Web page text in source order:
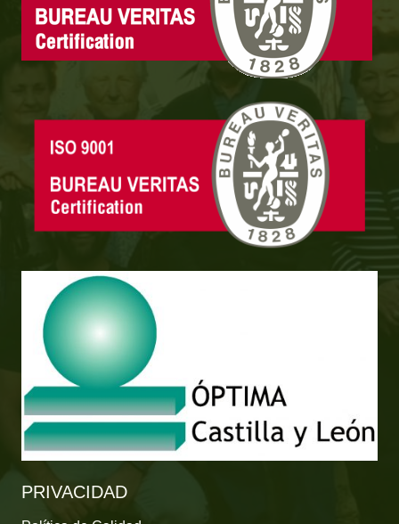
PRIVACIDAD